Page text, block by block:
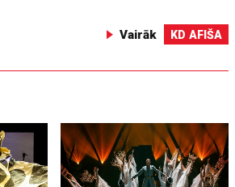
Vairāk KD AFIŠA